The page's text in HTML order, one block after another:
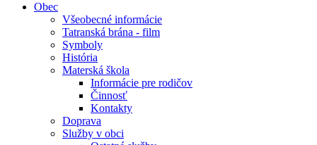
Obec
Všeobecné informácie
Tatranská brána - film
Symboly
História
Materská škola
Informácie pre rodičov
Činnosť
Kontakty
Doprava
Služby v obci